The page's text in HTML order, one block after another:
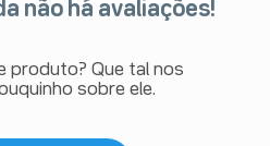
não há avaliações!
produto? Que tal nos
sobre ele.